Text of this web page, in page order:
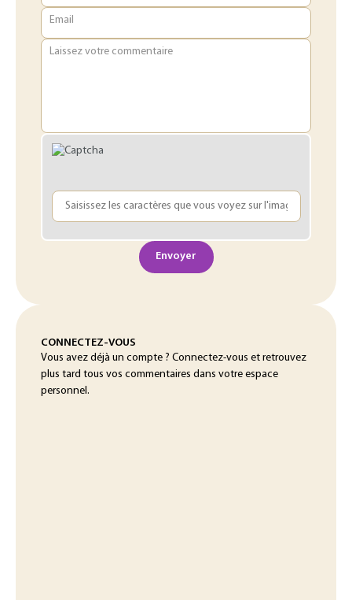
Email
Laissez votre commentaire
Envoyer
CONNECTEZ-VOUS
Vous avez déjà un compte ? Connectez-vous et retrouvez
plus tard tous vos commentaires dans votre espace
personnel.